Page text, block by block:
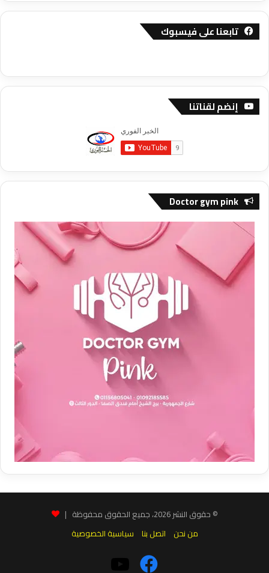
تابعنا على فيسبوك
إنضم لقناتنا
Doctor gym pink
© حقوق النشر 2026، جميع الحقوق محفوظة |
من نحن
اتصل بنا سياسية الخصوصية
فيسبوك